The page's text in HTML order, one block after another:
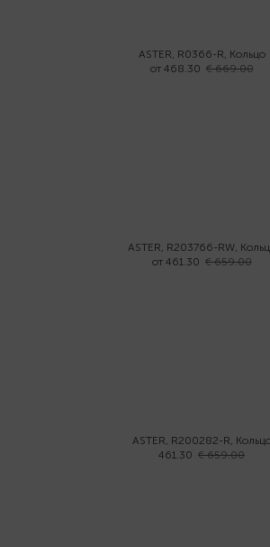
ASTER, R0366-R, Кольцо
от 468.30 € 669.00
ASTER, R203766-RW,
от 461.30 € 659.00
ASTER, R200282-R,
461.30 € 659.00